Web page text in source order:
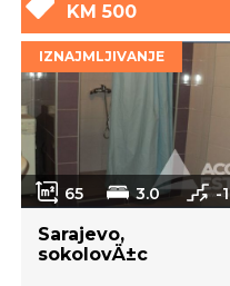
KM 500
IZNAJMLJIVANJE
65 3.0 -1
Sarajevo,
sokolovÄ±c